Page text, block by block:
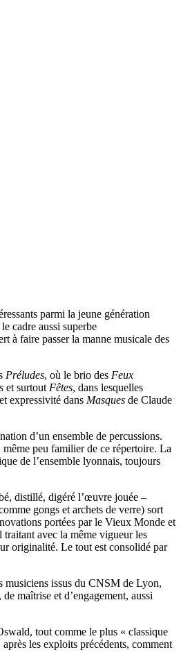
parmi la jeune génération
cadre aussi superbe
à faire passer la manne musicale des
Préludes, où le brio des Feux
et surtout Fêtes, dans lesquelles
expressivité dans Masques de Claude
d’un ensemble de percussions.
peu familier de ce répertoire. La
de l’ensemble lyonnais, toujours
distillé, digéré l’œuvre jouée –
gongs et archets de verre) sort
portées par le Vieux Monde et
traitant avec la même vigueur les
originalité. Le tout est consolidé par
musiciens issus du CNSM de Lyon,
maîtrise et d’engagement, aussi
tout comme le plus « classique
les exploits précédents, comment